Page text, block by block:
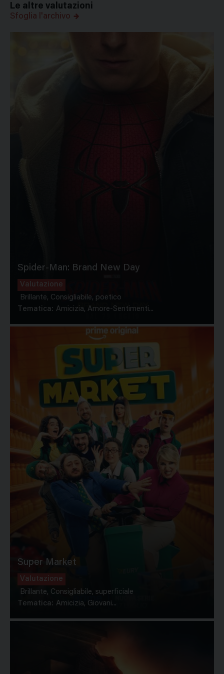
Le altre valutazioni
Sfoglia l'archivo
Spider-Man: Brand New Day
Valutazione
Brillante, Consigliabile, poetico
Tematica: Amicizia, Amore-Sentimenti...
Super Market
Valutazione
Brillante, Consigliabile, superficiale
Tematica: Amicizia, Giovani...